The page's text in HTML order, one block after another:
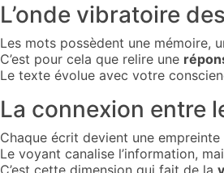
L’onde vibratoire
Les mots possèdent une mémoire,
C’est pour cela que relire une
Le texte évolue avec votre
La connexion entre
Chaque écrit devient une empreinte
Le voyant canalise l’information,
C’est cette dimension qui fait de la